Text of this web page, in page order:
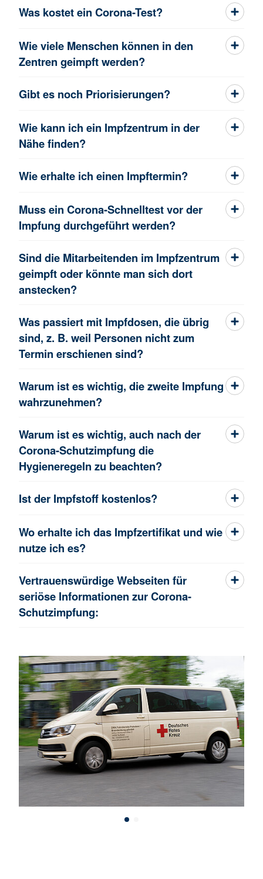
Was kostet ein Corona-Test?
Wie viele Menschen können in den
Zentren geimpft werden?
Gibt es noch Priorisierungen?
Wie kann ich ein Impfzentrum in der
Nähe finden?
Wie erhalte ich einen Impftermin?
Muss ein Corona-Schnelltest vor der
Impfung durchgeführt werden?
Sind die Mitarbeitenden im Impfzentrum
geimpft oder könnte man sich dort
anstecken?
Was passiert mit Impfdosen, die übrig
sind, z. B. weil Personen nicht zum
Termin erschienen sind?
Warum ist es wichtig, die zweite Impfung
wahrzunehmen?
Warum ist es wichtig, auch nach der
Corona-Schutzimpfung die
Hygieneregeln zu beachten?
Ist der Impfstoff kostenlos?
Wo erhalte ich das Impfzertifikat und wie
nutze ich es?
Vertrauenswürdige Webseiten für
seriöse Informationen zur Corona-
Schutzimpfung: